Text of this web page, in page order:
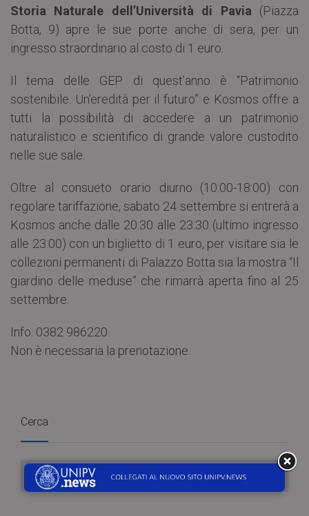
Storia Naturale dell’Università di Pavia (Piazza
Botta, 9) apre le sue porte anche di sera, per un
ingresso straordinario al costo di 1 euro.
Il tema delle GEP di quest’anno è “Patrimonio
sostenibile. Un’eredità per il futuro” e Kosmos offre a
tutti la possibilità di accedere a un patrimonio
naturalistico e scientifico di grande valore custodito
nelle sue sale.
Oltre al consueto orario diurno (10:00-18:00) con
regolare tariffazione, sabato 24 settembre si entrerà a
Kosmos anche dalle 20:30 alle 23:30 (ultimo ingresso
alle 23:00) con un biglietto di 1 euro, per visitare sia le
collezioni permanenti di Palazzo Botta sia la mostra “Il
giardino delle meduse” che rimarrà aperta fino al 25
settembre.
Info: 0382 986220.
Non è necessaria la prenotazione.
Cerca